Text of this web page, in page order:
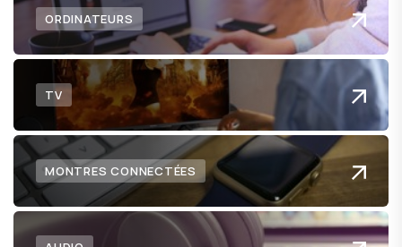
ORDINATEURS
TV
MONTRES CONNECTÉES